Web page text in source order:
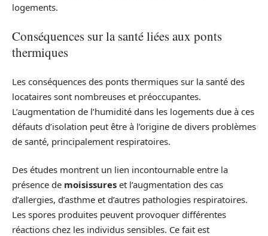
logements.
Conséquences sur la santé liées aux ponts
thermiques
Les conséquences des ponts thermiques sur la santé des
locataires sont nombreuses et préoccupantes.
L’augmentation de l’humidité dans les logements due à ces
défauts d’isolation peut être à l’origine de divers problèmes
de santé, principalement respiratoires.
Des études montrent un lien incontournable entre la
présence de moisissures et l’augmentation des cas
d’allergies, d’asthme et d’autres pathologies respiratoires.
Les spores produites peuvent provoquer différentes
réactions chez les individus sensibles. Ce fait est